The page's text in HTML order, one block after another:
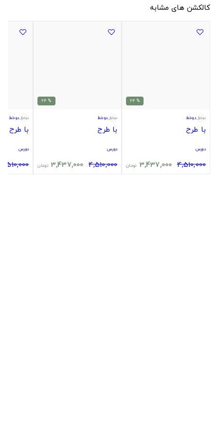
کالکشن های مشابه
% 24
دوخط
با طرح
دورس
4,510,000
3,437,000 تومان
% 24
دوخط
با طرح
دورس
4,510,000
3,437,000 تومان
دوخط
با طرح
دورس
4,510,000